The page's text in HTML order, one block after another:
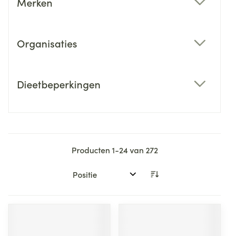
Organisaties
Dieetbeperkingen
Producten1-24van 272
Sorteer op: